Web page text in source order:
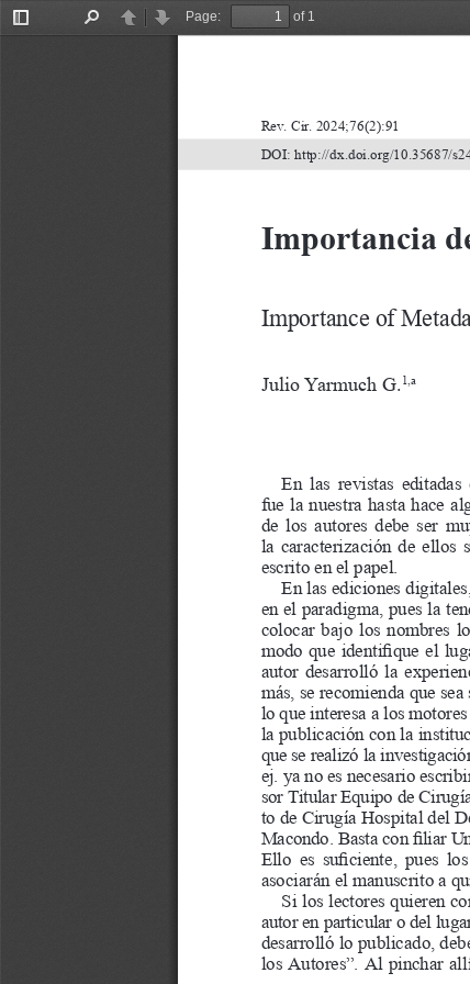
Toggle
PreviousNext
Page:
of 1
Importancia
Importance of
Julio Yarmuch
G. 1,a
Rev. Cir. 2024;76(2):91
En las revistas editadas
fue la nuestra hasta hace
de los autores debe ser
la caracterización de ellos
escrito en el papel.
En las ediciones digitales,
en el paradigma, pues la
colocar bajo los nombres lo
modo que identifique el
autor desarrolló la
más, se recomienda que sea
lo que interesa a los motores
la publicación con la
que se realizó la
ej. ya no es necesario
sor Titular Equipo de
to de Cirugía Hospital del
Macondo. Basta con filiar
Ello es suficiente, pues los
asociarán el manuscrito a
Si los lectores quieren
autor en particular o del
desarrolló lo publicado,
los Autores”. Al pinchar
DOI: http://dx.doi.org/10.35687/